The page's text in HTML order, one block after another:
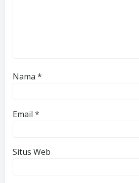
Nama *
Email *
Situs Web